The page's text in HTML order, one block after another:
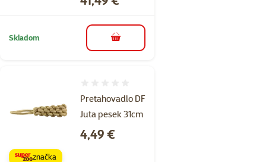
Skladom do košíka
Pretahovadlo DF
Juta pesek 31cm
Cena
4,49 €
značka